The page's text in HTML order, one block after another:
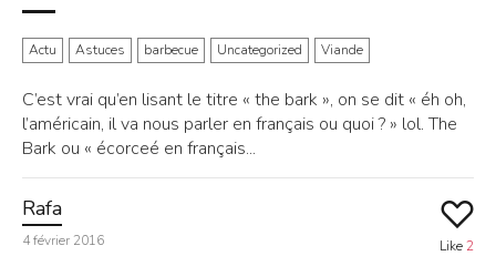
Actu Astuces barbecue Uncategorized Viande
C’est vrai qu’en lisant le titre « the bark », on se dit « éh oh,
l’américain, il va nous parler en français ou quoi ? » lol. The
Bark ou « écorceé en français...
Rafa
4 février 2016 Like2